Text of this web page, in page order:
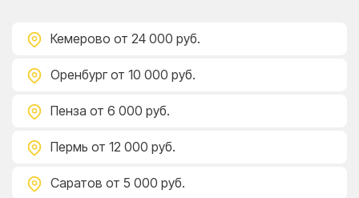
Кемерово от 24 000 руб.
Оренбург от 10 000 руб.
Пенза от 6 000 руб.
Пермь от 12 000 руб.
Саратов от 5 000 руб.